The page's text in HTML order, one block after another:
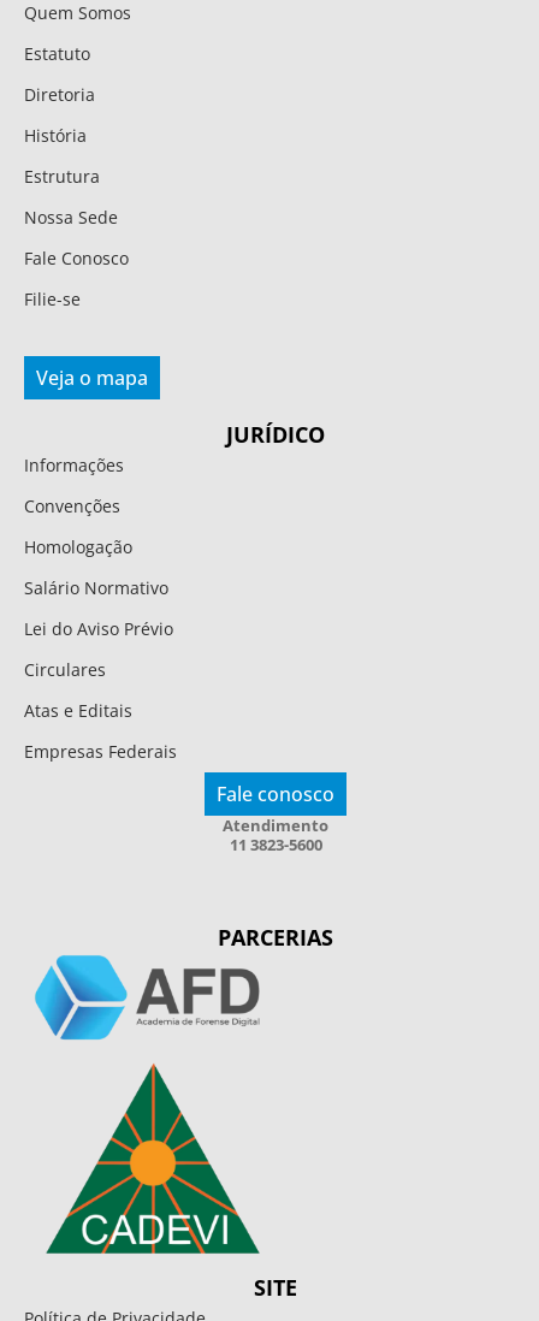
Quem Somos
Estatuto
Diretoria
História
Estrutura
Nossa Sede
Fale Conosco
Filie-se
Veja o mapa
JURÍDICO
Informações
Convenções
Homologação
Salário Normativo
Lei do Aviso Prévio
Circulares
Atas e Editais
Empresas Federais
Fale conosco
Atendimento
11 3823-5600
PARCERIAS
SITE